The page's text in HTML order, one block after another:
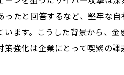
ったと回答するなど、堅牢な
います。こうした背景から、
策強化は企業にとって喫緊の課